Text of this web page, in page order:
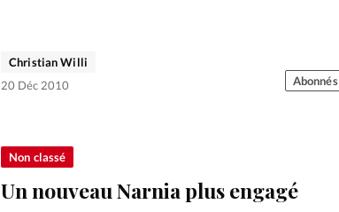
Christian Willi
20 Déc 2010
Abonnés
Non classé
Un nouveau Narnia plus engagé